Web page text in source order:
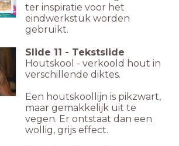
Beeld: Publiek Domein
ter inspiratie voor het
eindwerkstuk worden
gebruikt.
Slide 11 - Tekstslide
Houtskool - verkoold hout in
verschillende diktes.
Een houtskoollijn is pikzwart,
maar gemakkelijk uit te
vegen. Er ontstaat dan een
wollig, grijs effect.